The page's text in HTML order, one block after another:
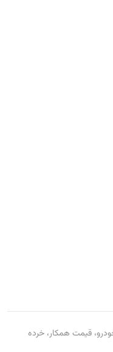
قیمت همکار، خرده